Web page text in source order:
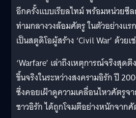
อีกครั้งแบบเรียลไทม์ พร้อมหน่วยซี
ท่ามกลางวงล้อมศัตรู ในตัวอย่างแร
เป็นสตูดิโอผู้สร้าง ‘Civil War’ ด้วย
‘Warfare’ เล่าถึงเหตุการณ์จริงสุด
ขึ้นจริงในระหว่างสงครามอิรัก ปี
ซึ่งคอยเฝ้าดูความเคลื่อนไหวศัตรูจ
ชาวอิรัก ได้ถูกโจมตีอย่างหนักจาก